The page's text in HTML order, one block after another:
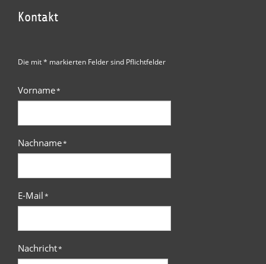
Kontakt
Die mit * markierten Felder sind Pflichtfelder
Vorname*
Nachname*
E-Mail*
Nachricht*